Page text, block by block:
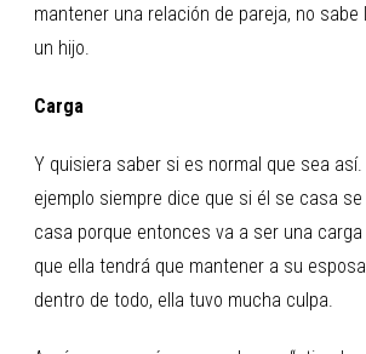
mantener una relación de pareja, no sabe
un hijo.
Carga
Y quisiera saber si es normal que sea
ejemplo siempre dice que si él se casa
casa porque entonces va a ser una carga
que ella tendrá que mantener a su
dentro de todo, ella tuvo mucha culpa.